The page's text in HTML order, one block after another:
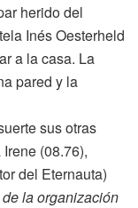
herido del
Inés Oesterheld
a la casa. La
pared y la
sus otras
(08.76),
del Eternauta)
la organización